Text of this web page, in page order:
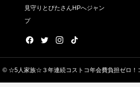
見守りとびたさんHPへジャン
プ
© ☆5人家族☆３年連続コストコ年会費負担ゼロ！